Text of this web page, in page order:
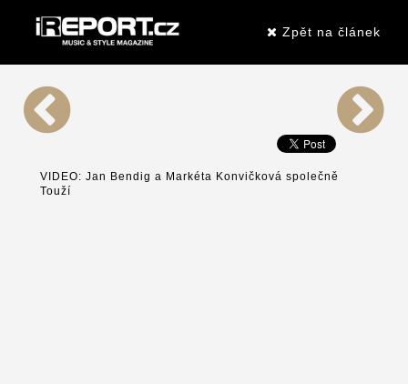
Zpět na článek
VIDEO: Jan Bendig a Markéta Konvičková společně
Touží